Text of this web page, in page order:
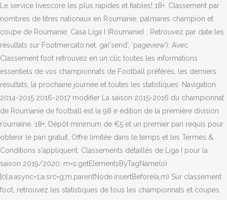
Le service livescore les plus rapides et fiables! 18+. Classement par
nombres de titres nationaux en Roumanie, palmares champion et
coupe de Roumanie. Casa Liga I (Roumanie) : Retrouvez par date les
résultats sur Footmercato.net. ga('send', 'pageview'); Avec
Classement foot retrouvez en un clic toutes les informations
essentiels de vos championnats de Football préférés, les derniers
résultats, la prochaine journée et toutes les statistiques. Navigation
2014-2015 2016-2017 modifier La saison 2015-2016 du championnat
de Roumanie de football est la 98 e édition de la première division
roumaine. 18+, Dépôt minimum de €5 et un premier pari requis pour
obtenir le pari gratuit. Offre limitée dans le temps et les Termes &
Conditions s'appliquent. Classements détaillés de Liga I pour la
saison 2019/2020. m=s.getElementsByTagName(o)
[0];a.async=1;a.src=g;m.parentNode.insertBefore(a,m) Sur classement
foot, retrouvez les statistiques de tous les championnats et coupes